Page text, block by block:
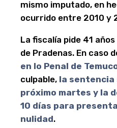
mismo imputado, en
ocurrido entre 2010 y
La fiscalía pide 41
de Pradenas. En caso
en lo Penal de
culpable, la sentencia
próximo martes y la
10 días para
nulidad.